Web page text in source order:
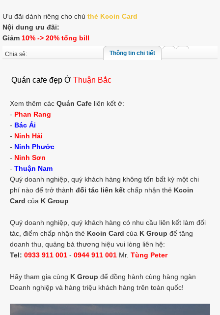
Ưu đãi dành riêng cho chủ thẻ Kcoin Card
Nội dung ưu đãi:
Giảm 10% -> 20% tổng bill
Thông tin chi tiết
Quán cafe đẹp Ở Thuận Bắc
Xem thêm các Quán Cafe liên kết ở:
- Phan Rang
- Bác Ái
- Ninh Hải
- Ninh Phước
- Ninh Sơn
- Thuận Nam
Quý doanh nghiệp, quý khách hàng không tốn bất kỳ một chi
phí nào để trở thành đối tác liên kết chấp nhận thẻ Kcoin
Card của K Group
Quý doanh nghiệp, quý khách hàng có nhu cầu liên kết làm đối
tác, điểm chấp nhận thẻ Kcoin Card của K Group để tăng
doanh thu, quảng bá thương hiệu vui lòng liên hệ:
Tel: 0933 911 001 - 0944 911 001 Mr. Tùng Peter
Hãy tham gia cùng K Group để đồng hành cùng hàng ngàn
Doanh nghiệp và hàng triệu khách hàng trên toàn quốc!
Chia sẻ: